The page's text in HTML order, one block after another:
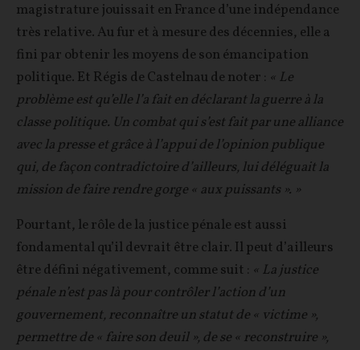
magistrature jouissait en France d’une indépendance
très relative. Au fur et à mesure des décennies, elle a
fini par obtenir les moyens de son émancipation
politique. Et Régis de Castelnau de noter : « Le
problème est qu’elle l’a fait en déclarant la guerre à la
classe politique. Un combat qui s’est fait par une alliance
avec la presse et grâce à l’appui de l’opinion publique
qui, de façon contradictoire d’ailleurs, lui déléguait la
mission de faire rendre gorge « aux puissants ». »
Pourtant, le rôle de la justice pénale est aussi
fondamental qu’il devrait être clair. Il peut d’ailleurs
être défini négativement, comme suit : « La justice
pénale n’est pas là pour contrôler l’action d’un
gouvernement, reconnaître un statut de « victime »,
permettre de « faire son deuil », de se « reconstruire »,